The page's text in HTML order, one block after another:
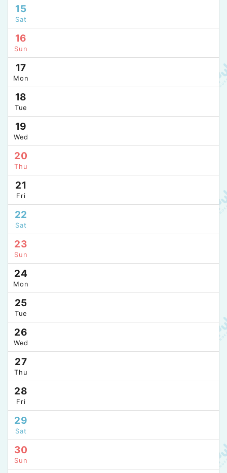
15
Sat
16
Sun
17
Mon
18
Tue
19
Wed
20
Thu
21
Fri
22
Sat
23
Sun
24
Mon
25
Tue
26
Wed
27
Thu
28
Fri
29
Sat
30
Sun